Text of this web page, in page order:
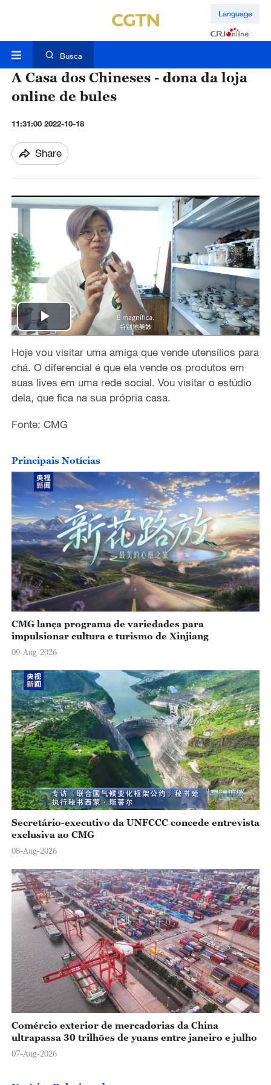
Language
Busca
A Casa dos Chineses - dona da loja
online de bules
11:31:00 2022-10-18
Share
P
l
a
i
d
e
o
Hoje vou visitar uma amiga que vende utensílios para
chá. O diferencial é que ela vende os produtos em
suas lives em uma rede social. Vou visitar o estúdio
dela, que fica na sua própria casa.
Fonte: CMG
Principais Notícias
CMG lança programa de variedades para
impulsionar cultura e turismo de Xinjiang
09-Aug-2026
Secretário-executivo da UNFCCC concede entrevista
exclusiva ao CMG
08-Aug-2026
Comércio exterior de mercadorias da China
ultrapassa 30 trilhões de yuans entre janeiro e julho
07-Aug-2026